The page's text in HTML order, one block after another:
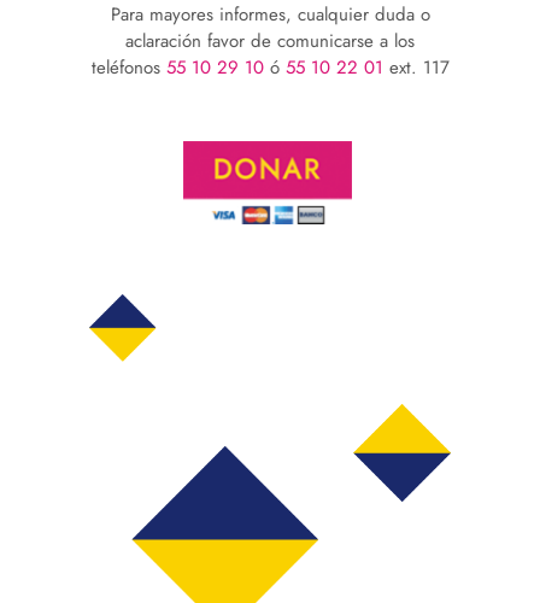
Para mayores informes, cualquier duda o
aclaración favor de comunicarse a los
teléfonos 55 10 29 10ó 55 10 22 01 ext. 117